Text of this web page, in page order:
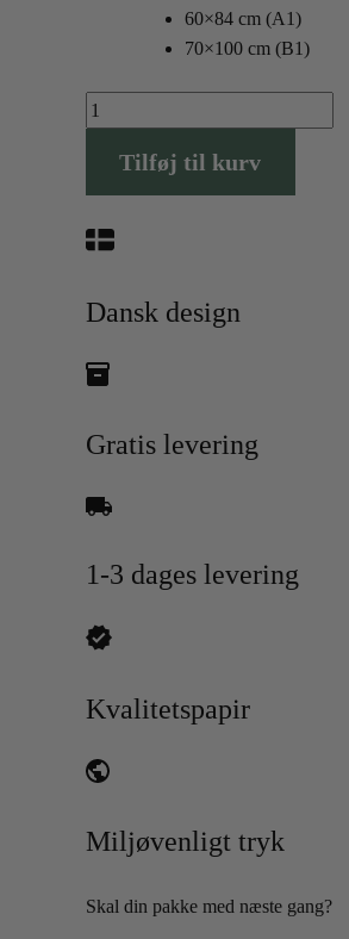
60×84 cm (A1)
70×100 cm (B1)
Karlslunde
Plakaten
antalTilføj til kurv
Dansk design
Gratis levering
1-3 dages levering
Kvalitetspapir
Miljøvenligt tryk
Skal din pakke med næste gang?